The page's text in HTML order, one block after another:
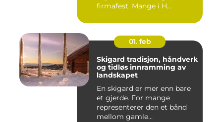
firmafest. Mange i H...
01. feb
Skigard tradisjon, håndverk
og tidløs innramming av
landskapet
En skigard er mer enn bare
et gjerde. For mange
representerer den et bånd
mellom gamle